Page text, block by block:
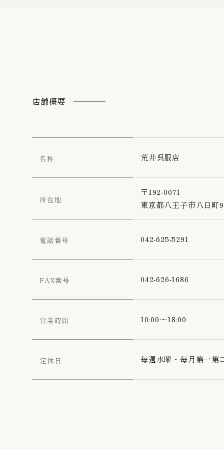
名古屋帯
振袖向けの髪飾り/か
店舗概要
名称 荒井呉服店
所在地
〒192-0071
東京都八王子市八日町
電話番号 042-625-5291
FAX番号 042-626-1686
営業時間 10:00〜18:00
定休日 毎週水曜・毎月第一第